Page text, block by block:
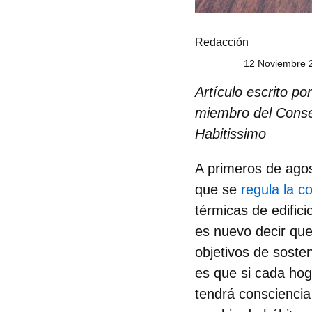
Redacción
12 Noviembre
Artículo escrito
miembro del
Habitissimo
A primeros de
que se regula la
térmicas de
es nuevo decir
objetivos de
es que si cada
tendrá